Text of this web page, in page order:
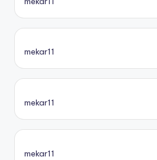
mekar11
mekar11
mekar11